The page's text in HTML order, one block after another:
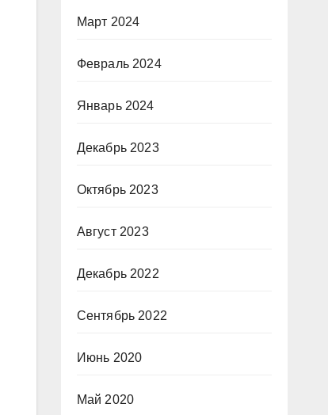
Март 2024
Февраль 2024
Январь 2024
Декабрь 2023
Октябрь 2023
Август 2023
Декабрь 2022
Сентябрь 2022
Июнь 2020
Май 2020